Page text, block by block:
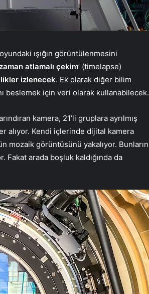
ışığın görüntülenmesini
atlamalı çekim’ (timelapse)
izlenecek. Ek olarak diğer bilim
beslemek için veri olarak kullanabilecek.
kamera, 21’li gruplara ayrılmış
alıyor. Kendi içlerinde dijital kamera
görüntüsünü yakalıyor. Bunların
arada boşluk kaldığında da